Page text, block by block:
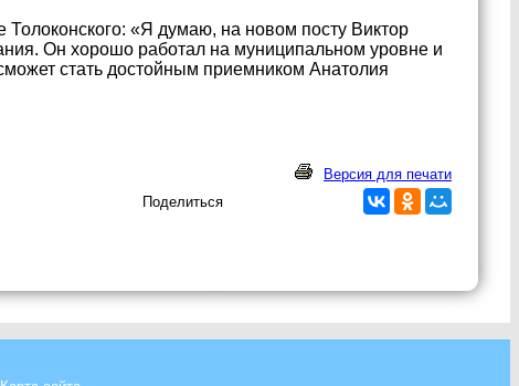
Толоконского: «Я думаю, на новом посту Виктор
Он хорошо работал на муниципальном уровне и
стать достойным приемником Анатолия
Версия для печати
Поделиться